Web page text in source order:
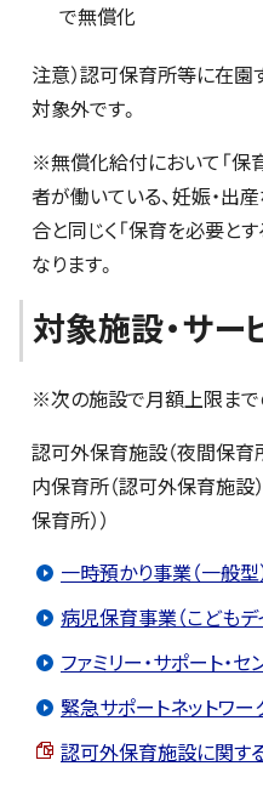
で無償化
注意）認可保育所等に在
対象外です。
※無償化給付において「保
者が働いている、妊娠・出
合と同じく「保育を必要と
なります。
対象施設・サー
※次の施設で月額上限まで
認可外保育施設（夜間保育
内保育所（認可外保育施設
保育所））
一時預かり事業（一般型
病児保育事業（こどもデ
ファミリー・サポート・セ
緊急サポートネットワー
認可外保育施設に関す